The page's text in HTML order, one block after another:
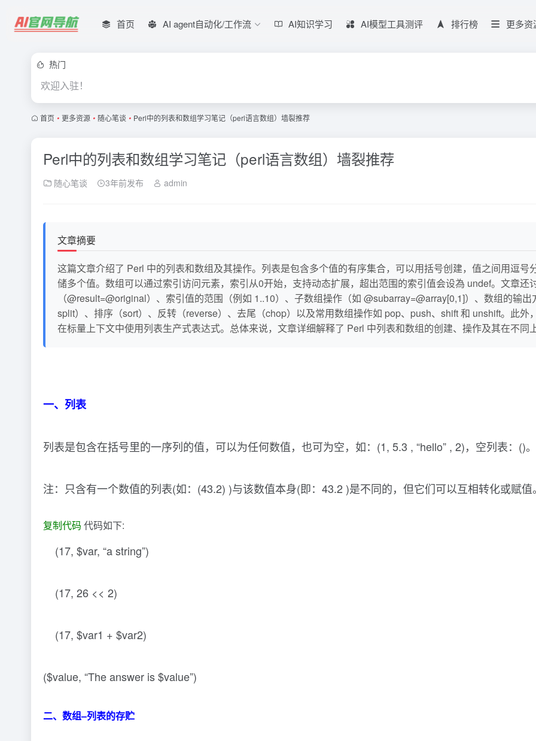
首页 AI agent自动化/工作流 AI知识学习 AI模型工具测评 排行榜 更多资
热门
欢迎入驻！
首页 • 更多资源 • 随心笔谈 • Perl中的列表和数组学习笔记（perl语言数组）墙裂推荐
Perl中的列表和数组学习笔记（perl语言数组）墙裂推荐
随心笔谈 3年前发布 admin
文章摘要
这篇文章介绍了 Perl 中的列表和数组及其操作。列表是包含多个值的有序集合，可以用括号创建，值之间用逗
储多个值。数组可以通过索引访问元素，索引从0开始，支持动态扩展，超出范围的索引值会设為 undef。文章还
（@result=@original）、索引值的范围（例如 1..10）、子数组操作（如 @subarray=@array[0,1]）、数组的输
split）、排序（sort）、反转（reverse）、去尾（chop）以及常用数组操作如 pop、push、shift 和 unshift。此
在标量上下文中使用列表生产式表达式。总体来说，文章详细解释了 Perl 中列表和数组的创建、操作及其在不同
一、列表
列表是包含在括号里的一序列的值，可以为任何数值，也可为空，如：(1, 5.3 , “hello” , 2)，空列表：()。
注：只含有一个数值的列表(如：(43.2) )与该数值本身(即：43.2 )是不同的，但它们可以互相转化或赋
复制代码 代码如下:
(17, $var, “a string”)
(17, 26 << 2)
(17, $var1 + $var2)
($value, “The answer is $value”)
二、数组–列表的存贮